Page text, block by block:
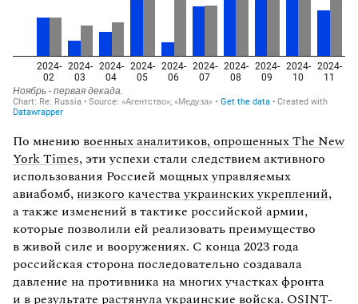
По мнению военных аналитиков, опрошенных The New
York Times, эти успехи стали следствием активного
использования Россией мощных управляемых
авиабомб, низкого качества украинских укреплений,
а также изменений в тактике российской армии,
которые позволили ей реализовать преимущество
в живой силе и вооружениях. С конца 2023 года
российская сторона последовательно создавала
давление на противника на многих участках фронта
и в результате растянула украинские войска. OSINT-